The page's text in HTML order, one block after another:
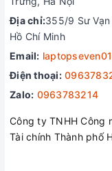
Địa chỉ:355/9 Sư Vạn
Hồ Chí Minh
Email:
Điện thoại:
Zalo: 0963783214
Công ty TNHH Công
Tài chính Thành phố